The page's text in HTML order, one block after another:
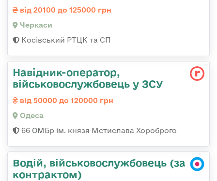
від 20100 до 125000 грн
Черкаси
Косівський РТЦК та СП
Навідник-оператор,
військовослужбовець у ЗСУ
від 50000 до 120000 грн
Одеса
66 ОМБр ім. князя Мстислава Хороброго
Водій, військовослужбовець (за
контрактом)